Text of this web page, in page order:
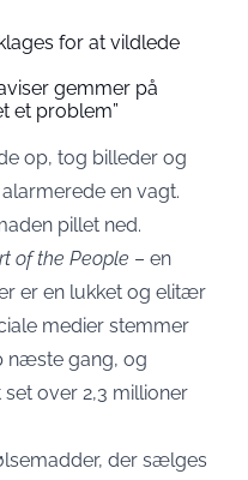
for at vildlede
gemmer på
et problem”
op, tog billeder og
en vagt.
pillet ned.
of the People – en
er en lukket og elitær
medier stemmer
næste gang, og
over 2,3 millioner
der sælges